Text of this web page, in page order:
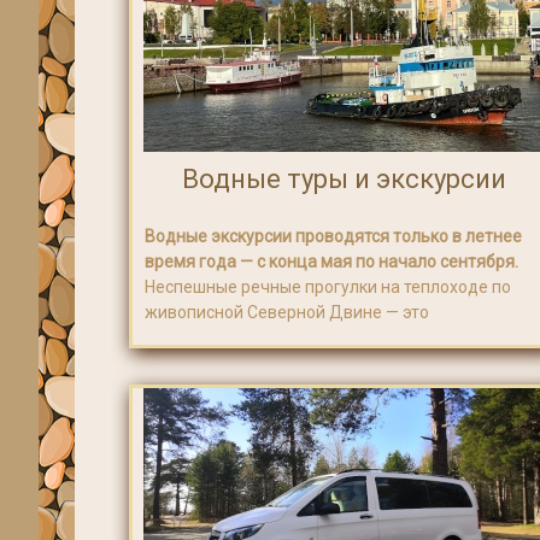
Водные туры и экскурсии
Водные экскурсии проводятся только в летнее
время года — с конца мая по начало сентября.
Неспешные речные прогулки на теплоходе по
живописной Северной Двине — это